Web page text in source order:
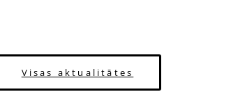
Visas aktualitātes